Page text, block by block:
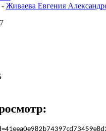
- Живаева Евгения